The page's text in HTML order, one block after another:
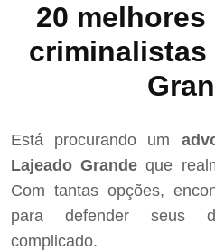
20
criminalistas
Está procurando um
Lajeado Grande que
Com tantas opções,
para defender seus
complicado.